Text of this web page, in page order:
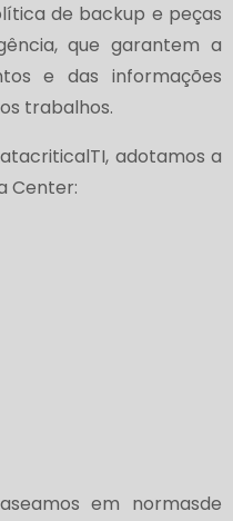
de backup e peças
que garantem a
e das informações
trabalhos.
adotamos a
Center:
em normasde